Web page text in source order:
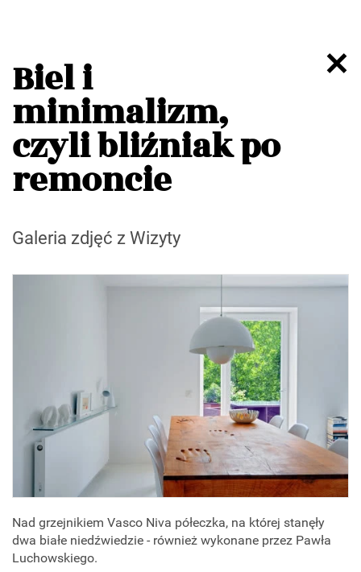
Biel i
minimalizm,
czyli bliźniak po
remoncie
Galeria zdjęć z Wizyty
Nad grzejnikiem Vasco Niva półeczka, na której stanęły
dwa białe niedźwiedzie - również wykonane przez Pawła
Luchowskiego.